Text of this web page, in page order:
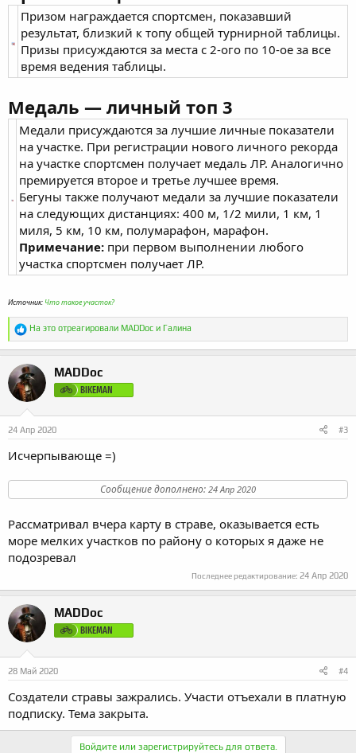
Призом награждается спортсмен, показавший
результат, близкий к топу общей турнирной таблицы.
Призы присуждаются за места с 2-ого по 10-ое за все
время ведения таблицы.
Медаль — личный топ 3
Медали присуждаются за лучшие личные показатели
на участке. При регистрации нового личного рекорда
на участке спортсмен получает медаль ЛР. Аналогично
премируется второе и третье лучшее время.
Бегуны также получают медали за лучшие показатели
на следующих дистанциях: 400 м, 1/2 мили, 1 км, 1
миля, 5 км, 10 км, полумарафон, марафон.
Примечание: при первом выполнении любого
участка спортсмен получает ЛР.
Источник: Что такое участок?
Р
а
к
ц
и
и
:
На это отреагировали MADDoc и Галина
MADDoc
BIKEMAN
24 Апр 2020 #3
Исчерпывающе =)
Сообщение дополнено: 24 Апр 2020
Рассматривал вчера карту в страве, оказывается есть
море мелких участков по району о которых я даже не
подозревал
Последнее редактирование: 24 Апр 2020
MADDoc
BIKEMAN
28 Май 2020 #4
Создатели стравы зажрались. Участи отъехали в платную
подписку. Тема закрыта.
Войдите или зарегистрируйтесь для ответа.